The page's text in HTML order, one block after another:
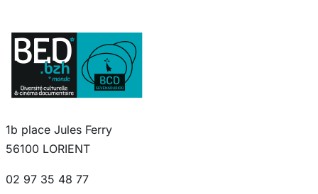
1b place Jules Ferry
56100 LORIENT
02 97 35 48 77